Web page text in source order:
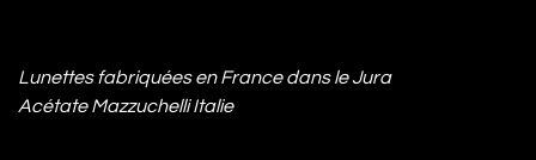
Lunettes fabriquées en France dans le Jura
Acétate Mazzuchelli Italie